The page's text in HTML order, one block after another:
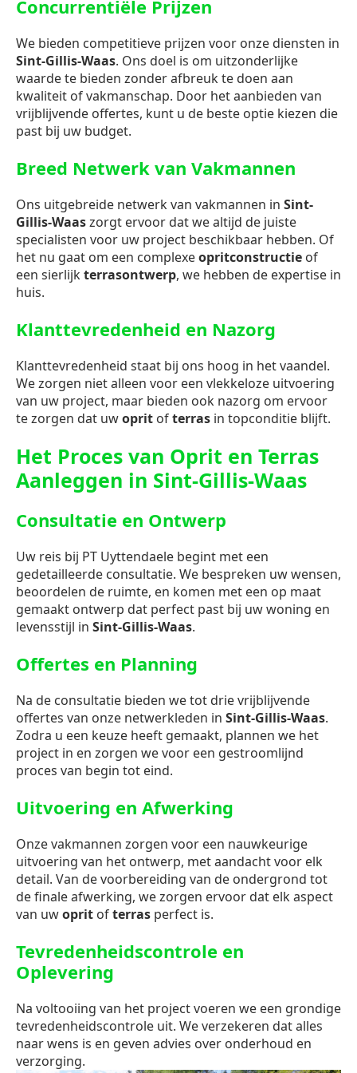
Concurrentiële Prijzen
We bieden competitieve prijzen voor onze diensten in
Sint-Gillis-Waas. Ons doel is om uitzonderlijke
waarde te bieden zonder afbreuk te doen aan
kwaliteit of vakmanschap. Door het aanbieden van
vrijblijvende offertes, kunt u de beste optie kiezen die
past bij uw budget.
Breed Netwerk van Vakmannen
Ons uitgebreide netwerk van vakmannen in Sint-
Gillis-Waaszorgt ervoor dat we altijd de juiste
specialisten voor uw project beschikbaar hebben. Of
het nu gaat om een complexeopritconstructie of
een sierlijkterrasontwerp, we hebben de expertise in
huis.
Klanttevredenheid en Nazorg
Klanttevredenheid staat bij ons hoog in het vaandel.
We zorgen niet alleen voor een vlekkeloze uitvoering
van uw project, maar bieden ook nazorg om ervoor
te zorgen dat uwoprit ofterras in topconditie blijft.
Het Proces van Oprit en Terras
Aanleggen in Sint-Gillis-Waas
Consultatie en Ontwerp
Uw reis bij PT Uyttendaele begint met een
gedetailleerde consultatie. We bespreken uw wensen,
beoordelen de ruimte, en komen met een op maat
gemaakt ontwerp dat perfect past bij uw woning en
levensstijl in Sint-Gillis-Waas.
Offertes en Planning
Na de consultatie bieden we tot drie vrijblijvende
offertes van onze netwerkleden in Sint-Gillis-Waas.
Zodra u een keuze heeft gemaakt, plannen we het
project in en zorgen we voor een gestroomlijnd
proces van begin tot eind.
Uitvoering en Afwerking
Onze vakmannen zorgen voor een nauwkeurige
uitvoering van het ontwerp, met aandacht voor elk
detail. Van de voorbereiding van de ondergrond tot
de finale afwerking, we zorgen ervoor dat elk aspect
van uwoprit ofterras perfect is.
Tevredenheidscontrole en
Oplevering
Na voltooiing van het project voeren we een grondige
tevredenheidscontrole uit. We verzekeren dat alles
naar wens is en geven advies over onderhoud en
verzorging.